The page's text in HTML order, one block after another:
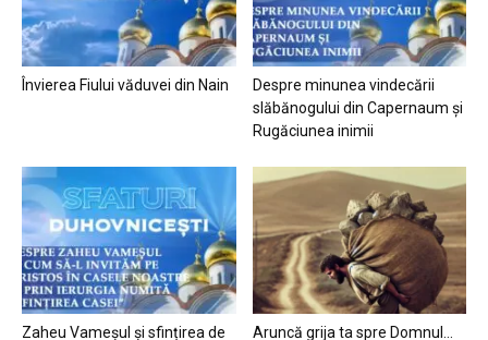
Învierea Fiului văduvei din Nain
Despre minunea vindecării
slăbănogului din Capernaum și
Rugăciunea inimii
Zaheu Vameșul și sfințirea de
Aruncă grija ta spre Domnul…